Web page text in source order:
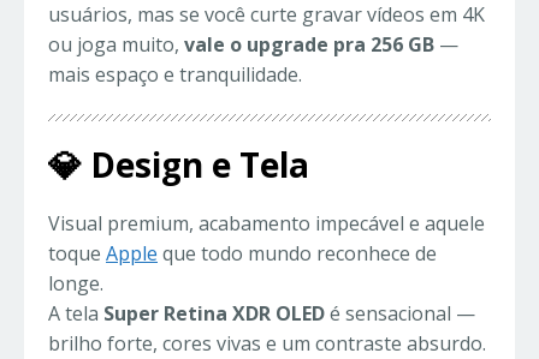
usuários, mas se você curte gravar vídeos em 4K
ou joga muito, vale o upgrade pra 256 GB —
mais espaço e tranquilidade.
💎 Design e Tela
Visual premium, acabamento impecável e aquele
toque Apple que todo mundo reconhece de
longe.
A tela Super Retina XDR OLEDé sensacional —
brilho forte, cores vivas e um contraste absurdo.